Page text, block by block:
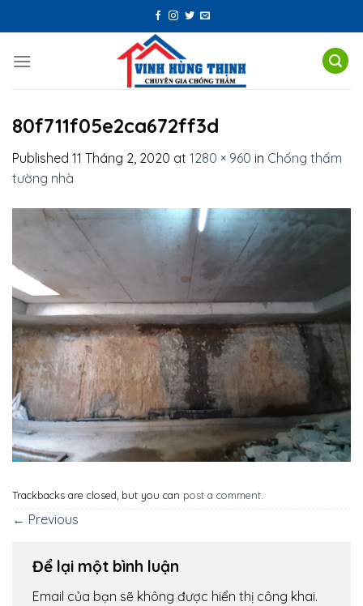
to
80f711f05e2ca672ff3d
Published 11 Tháng 2, 2020 at 1280 × 960 in Chống thấm
tường nhà
Trackbacks are closed, but you can post a comment
← Previous
Để lại một bình luận
Email của bạn sẽ không được hiển thị công khai.